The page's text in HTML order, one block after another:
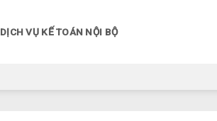
DỊCH VỤ KẾ TOÁN NỘI BỘ